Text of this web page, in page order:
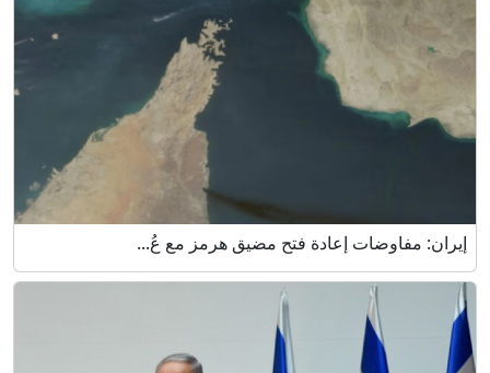
إيران: مفاوضات إعادة فتح مضيق هرمز مع عُ...